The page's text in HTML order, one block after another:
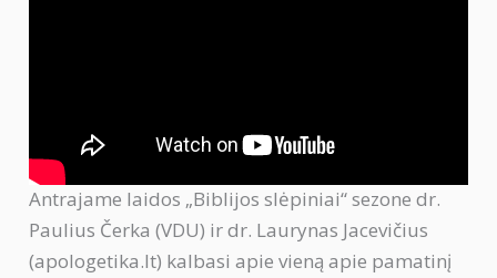
Antrajame laidos „Biblijos slėpiniai“ sezone dr.
Paulius Čerka (VDU) ir dr. Laurynas Jacevičius
(apologetika.lt) kalbasi apie vieną apie pamatinį